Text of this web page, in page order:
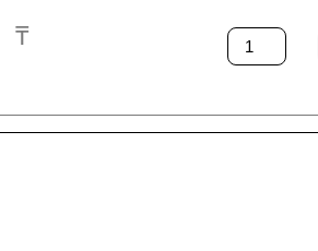
₸
Количество
товара
Ключ
133
32